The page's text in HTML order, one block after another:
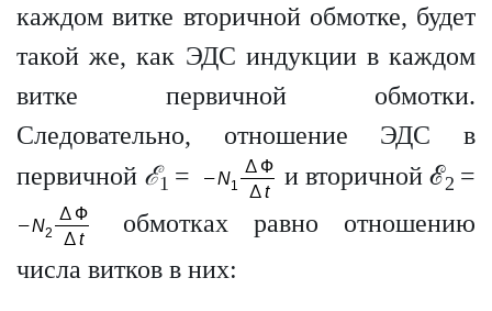
каждом витке вторичной обмотке, будет
такой же, как ЭДС индукции в каждом
витке первичной обмотки.
Следовательно, отношение ЭДС в
первичной ℰ1 = и вторичной ℰ2 =
обмотках равно отношению
числа витков в них: